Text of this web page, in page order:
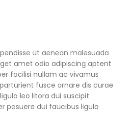
ut aenean malesuada
amet odio adipiscing aptent
facilisi nullam ac vivamus
fusce ornare dis curae
leo litora dui suscipit
posuere dui faucibus ligula